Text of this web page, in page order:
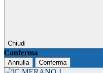
Chiudi
Conferma
Annulla Conferma